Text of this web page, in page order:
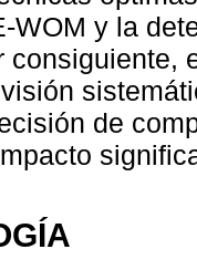
WOM y la
consiguiente,
de